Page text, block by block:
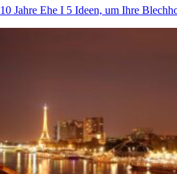
10 Jahre Ehe I 5 Ideen, um Ihre